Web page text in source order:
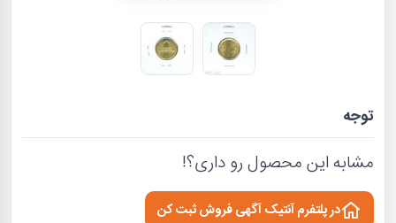
توجه
مشابه این محصول رو داری؟!
در پلتفرم آنتیک آگهی فروش ثبت کن